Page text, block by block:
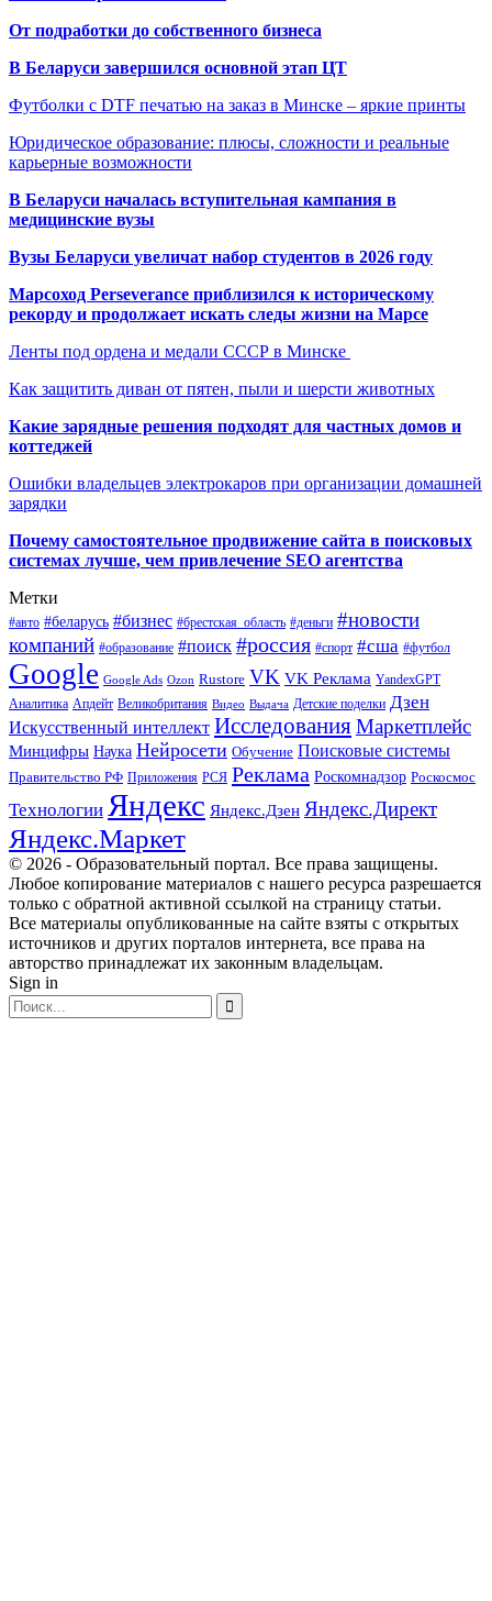
От подработки до собственного бизнеса
В Беларуси завершился основной этап ЦТ
Футболки с DTF печатью на заказ в Минске – яркие принты
Юридическое образование: плюсы, сложности и реальные
карьерные возможности
В Беларуси началась вступительная кампания в
медицинские вузы
Вузы Беларуси увеличат набор студентов в 2026 году
Марсоход Perseverance приблизился к историческому
рекорду и продолжает искать следы жизни на Марсе
Ленты под ордена и медали СССР в Минске
Как защитить диван от пятен, пыли и шерсти животных
Какие зарядные решения подходят для частных домов и
коттеджей
Ошибки владельцев электрокаров при организации домашней
зарядки
Почему самостоятельное продвижение сайта в поисковых
системах лучше, чем привлечение SEO агентства
Метки
#авто #беларусь #бизнес #брестская_область #деньги #новости
компаний #образование #поиск #россия #спорт #сша #футбол
Google Google Ads Ozon Rustore VK VK Реклама YandexGPT
Аналитика Апдейт Великобритания Видео Выдача Детские поделки Дзен
Искусственный интеллект ИсследованияМаркетплейс
Минцифры Наука Нейросети Обучение Поисковые системы
Правительство РФ Приложения РСЯ Реклама Роскомнадзор Роскосмос
Технологии Яндекс Яндекс.Дзен Яндекс.Директ
Яндекс.Маркет
© 2026 - Образовательный портал. Все права защищены.
Любое копирование материалов с нашего ресурса разрешается
только с обратной активной ссылкой на страницу статьи.
Все материалы опубликованные на сайте взяты с открытых
источников и других порталов интернета, все права на
авторство принадлежат их законным владельцам.
Sign in